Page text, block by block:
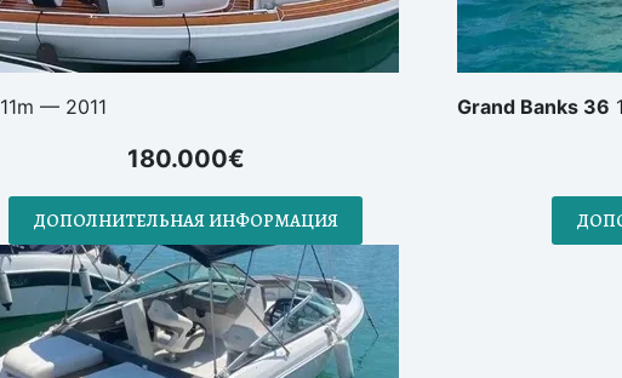
11m — 2011
180.000€
ДОПОЛНИТЕЛЬНАЯ ИНФОРМАЦИЯ
Grand Banks 36